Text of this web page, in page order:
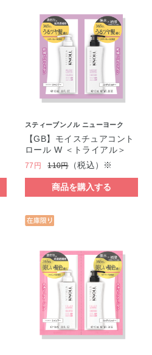
スティーブンノル ニューヨーク
【GB】モイスチュアコント
ロール W ＜トライアル＞
77円 110円（税込）※
商品を購入する